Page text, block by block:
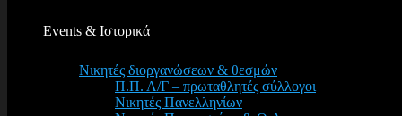
Events & Ιστορικά
Νικητές διοργανώσεων & θεσμών
Π.Π. Α/Γ – πρωταθλητές σύλλογοι
Νικητές Πανελληνίων